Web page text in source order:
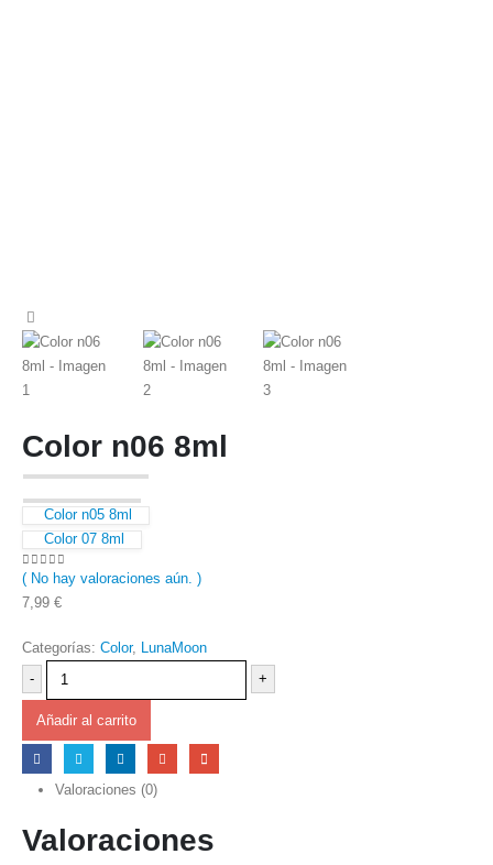
Color n06 8ml
Color n05 8ml
Color 07 8ml
0 out of 5
( No hay valoraciones aún. )
7,99 €
Categorías: Color,
LunaMoon
-
+
Añadir al carrito
Valoraciones (0)
Valoraciones